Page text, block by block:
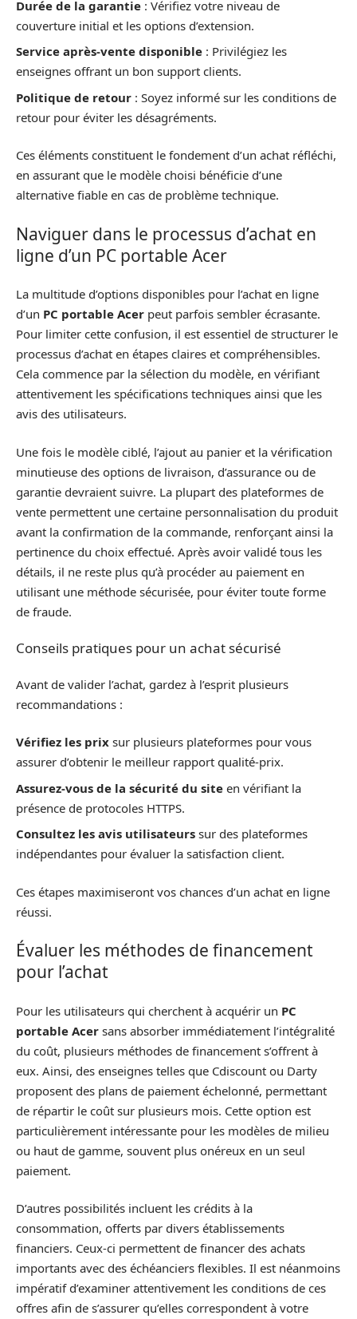
Durée de la garantie : Vérifiez votre niveau de
couverture initial et les options d’extension.
Service après-vente disponible : Privilégiez les
enseignes offrant un bon support clients.
Politique de retour : Soyez informé sur les conditions de
retour pour éviter les désagréments.
Ces éléments constituent le fondement d’un achat réfléchi,
en assurant que le modèle choisi bénéficie d’une
alternative fiable en cas de problème technique.
Naviguer dans le processus d’achat en
ligne d’un PC portable Acer
La multitude d’options disponibles pour l’achat en ligne
d’un PC portable Acer peut parfois sembler écrasante.
Pour limiter cette confusion, il est essentiel de structurer le
processus d’achat en étapes claires et compréhensibles.
Cela commence par la sélection du modèle, en vérifiant
attentivement les spécifications techniques ainsi que les
avis des utilisateurs.
Une fois le modèle ciblé, l’ajout au panier et la vérification
minutieuse des options de livraison, d’assurance ou de
garantie devraient suivre. La plupart des plateformes de
vente permettent une certaine personnalisation du produit
avant la confirmation de la commande, renforçant ainsi la
pertinence du choix effectué. Après avoir validé tous les
détails, il ne reste plus qu’à procéder au paiement en
utilisant une méthode sécurisée, pour éviter toute forme
de fraude.
Conseils pratiques pour un achat sécurisé
Avant de valider l’achat, gardez à l’esprit plusieurs
recommandations :
Vérifiez les prix sur plusieurs plateformes pour vous
assurer d’obtenir le meilleur rapport qualité-prix.
Assurez-vous de la sécurité du site en vérifiant la
présence de protocoles HTTPS.
Consultez les avis utilisateurs sur des plateformes
indépendantes pour évaluer la satisfaction client.
Ces étapes maximiseront vos chances d’un achat en ligne
réussi.
Évaluer les méthodes de financement
pour l’achat
Pour les utilisateurs qui cherchent à acquérir un PC
portable Acer sans absorber immédiatement l’intégralité
du coût, plusieurs méthodes de financement s’offrent à
eux. Ainsi, des enseignes telles que Cdiscount ou Darty
proposent des plans de paiement échelonné, permettant
de répartir le coût sur plusieurs mois. Cette option est
particulièrement intéressante pour les modèles de milieu
ou haut de gamme, souvent plus onéreux en un seul
paiement.
D’autres possibilités incluent les crédits à la
consommation, offerts par divers établissements
financiers. Ceux-ci permettent de financer des achats
importants avec des échéanciers flexibles. Il est néanmoins
impératif d’examiner attentivement les conditions de ces
offres afin de s’assurer qu’elles correspondent à votre